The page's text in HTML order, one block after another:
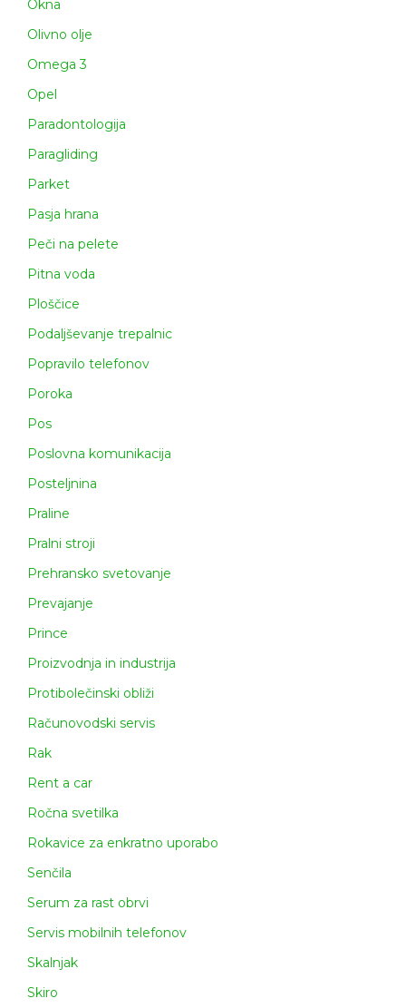
Okna
Olivno olje
Omega 3
Opel
Paradontologija
Paragliding
Parket
Pasja hrana
Peči na pelete
Pitna voda
Ploščice
Podaljševanje trepalnic
Popravilo telefonov
Poroka
Pos
Poslovna komunikacija
Posteljnina
Praline
Pralni stroji
Prehransko svetovanje
Prevajanje
Prince
Proizvodnja in industrija
Protibolečinski obliži
Računovodski servis
Rak
Rent a car
Ročna svetilka
Rokavice za enkratno uporabo
Senčila
Serum za rast obrvi
Servis mobilnih telefonov
Skalnjak
Skiro